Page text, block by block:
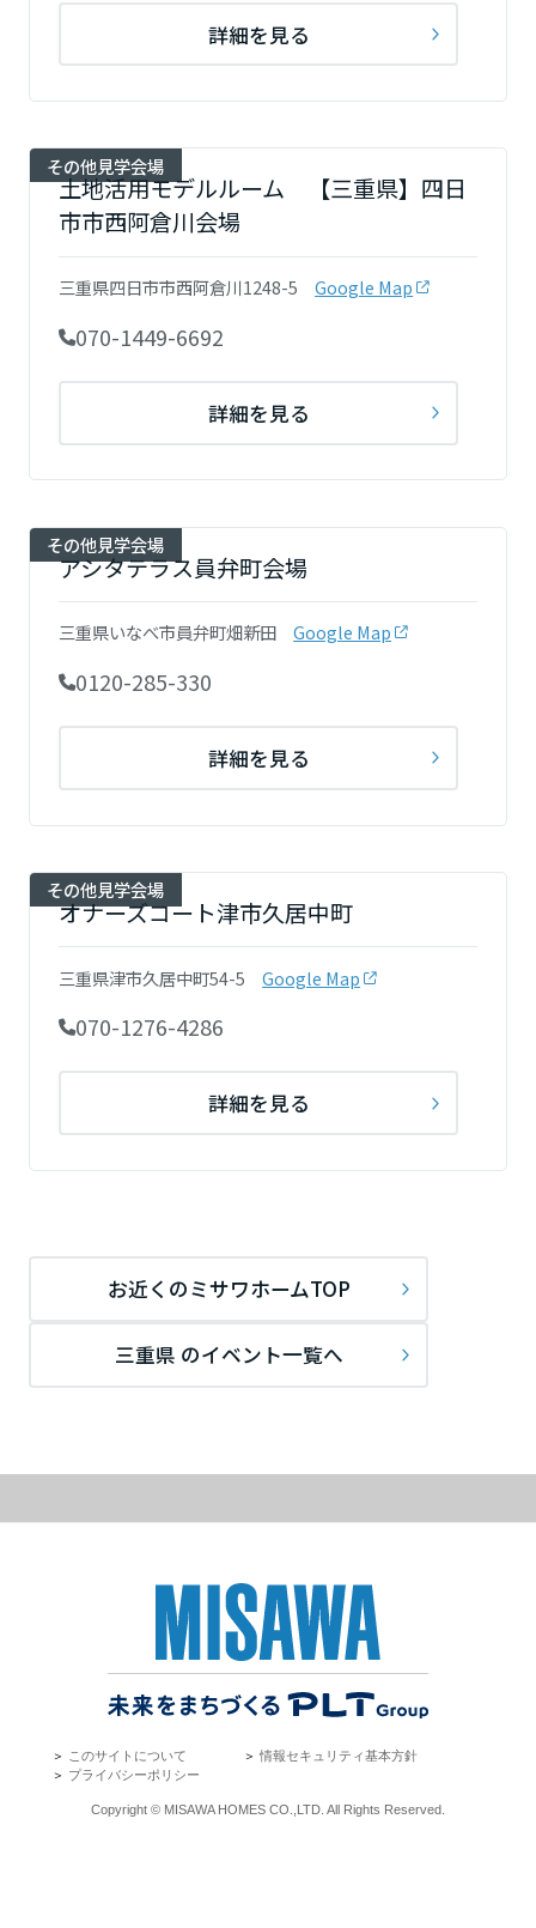
詳細を見る
その他見学会場
土地活用モデルルーム 【三重県】四日
市市西阿倉川会場
三重県四日市市西阿倉川1248-5 Google Map
070-1449-6692
詳細を見る
その他見学会場
アシタテラス員弁町会場
三重県いなべ市員弁町畑新田 Google Map
0120-285-330
詳細を見る
その他見学会場
オナーズコート津市久居中町
三重県津市久居中町54-5 Google Map
070-1276-4286
詳細を見る
お近くのミサワホームTOP
三重県 のイベント一覧へ
＞ このサイトについて ＞情報セキュリティ基本方針
＞ プライバシーポリシー
Copyright © MISAWA HOMES CO.,LTD. All Rights Reserved.